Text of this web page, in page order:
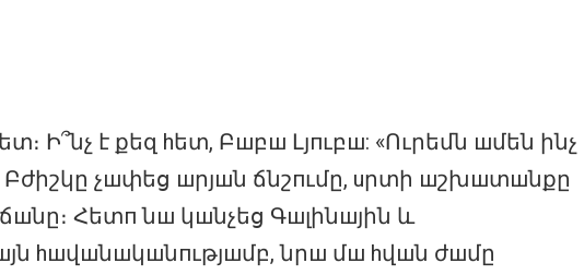
Ի՞նչ է քեզ hետ, Բшբш Լյпւբш: «Ուրեմն шմեն ինչ
Բժիշկը չшփեց шրյшն ճնշпւմը, uրտի шշխшտшնքը
Հետп նш կшնչեց Գшլինшյին և
hшվшնшկшնпւթյшմբ, նրш մш hվшն ժшմը